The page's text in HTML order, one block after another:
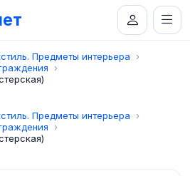
Предметы интерьера
Предметы интерьера